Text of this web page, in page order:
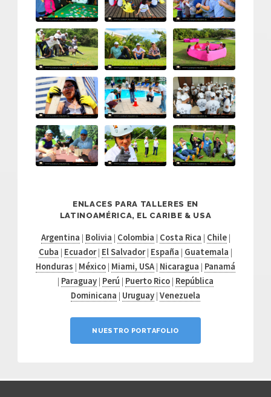
ENLACES PARA TALLERES EN
LATINOAMÉRICA, EL CARIBE & USA
Argentina | Bolivia | Colombia | Costa Rica | Chile|
Cuba | Ecuador| El Salvador| España | Guatemala |
Honduras | México | Miami, USA | Nicaragua | Panamá
| Paraguay | Perú | Puerto Rico | República
Dominicana | Uruguay | Venezuela
NUESTRO PORTAFOLIO